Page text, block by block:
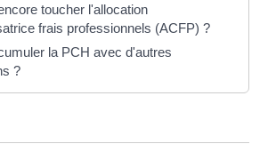
toucher l'allocation
frais professionnels (ACFP) ?
la PCH avec d'autres
?